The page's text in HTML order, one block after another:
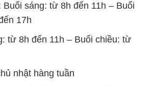
sáng: từ 8h đến 11h – Buổi
17h
từ 8h đến 11h – Buổi chiều: từ
nhật hàng tuần